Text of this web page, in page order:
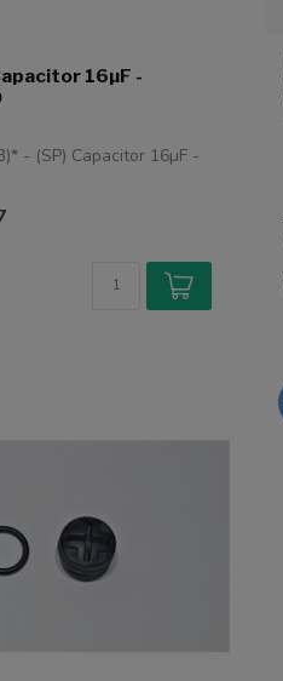
16µF -
- (SP) Capacitor 16µF -